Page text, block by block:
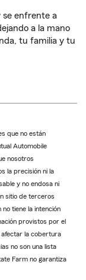
se enfrente a
a la mano
tu familia y tu
que no están
Automobile
nosotros
la precisión ni la
y no endosa ni
sitio de terceros
tiene la intención
provistos por el
afectar la cobertura
no son una lista
Farm no garantiza